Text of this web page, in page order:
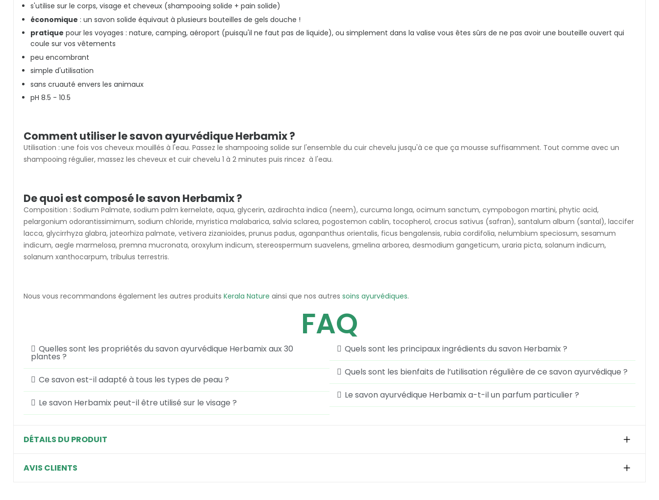
s'utilise sur le corps, visage et cheveux (shampooing solide + pain solide)
économique : un savon solide équivaut à plusieurs bouteilles de gels douche !
pratique pour les voyages : nature, camping, aéroport (puisqu'il ne faut pas de liquide), ou simplement dans la valise vous êtes sûrs de ne pas avoir une bouteille ouvert qui
coule sur vos vêtements
peu encombrant
simple d'utilisation
sans cruauté envers les animaux
pH 8.5 - 10.5
Comment utiliser le savon ayurvédique Herbamix ?
Utilisation : une fois vos cheveux mouillés à l'eau. Passez le shampooing solide sur l'ensemble du cuir chevelu jusqu'à ce que ça mousse suffisamment. Tout comme avec un
shampooing régulier, massez les cheveux et cuir chevelu 1 à 2 minutes puis rincez à l'eau.
De quoi est composé le savon Herbamix ?
Composition : Sodium Palmate, sodium palm kernelate, aqua, glycerin, azdirachta indica (neem), curcuma longa, ocimum sanctum, cympobogon martini, phytic acid,
pelargonium odorantissimimum, sodium chloride, myristica malabarica, salvia sclarea, pogostemon cablin, tocopherol, crocus sativus (safran), santalum album (santal), laccifer
lacca, glycirrhyza glabra, jateorhiza palmate, vetivera zizanioides, prunus padus, aganpanthus orientalis, ficus bengalensis, rubia cordifolia, nelumbium speciosum, sesamum
indicum, aegle marmelosa, premna mucronata, oroxylum indicum, stereospermum suavelens, gmelina arborea, desmodium gangeticum, uraria picta, solanum indicum,
solanum xanthocarpum, tribulus terrestris.
Nous vous recommandons également les autres produits Kerala Nature ainsi que nos autres soins ayurvédiques.
FAQ
Quelles sont les propriétés du savon ayurvédique Herbamix aux 30
plantes ?
Ce savon est-il adapté à tous les types de peau ?
Le savon Herbamix peut-il être utilisé sur le visage ?
Quels sont les principaux ingrédients du savon Herbamix ?
Quels sont les bienfaits de l’utilisation régulière de ce savon ayurvédique ?
Le savon ayurvédique Herbamix a-t-il un parfum particulier ?
DÉTAILS DU PRODUIT
AVIS CLIENTS